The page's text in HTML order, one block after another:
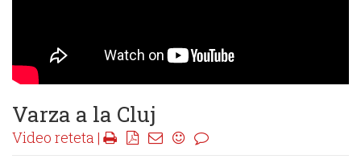
Varza a la Cluj
Video reteta |